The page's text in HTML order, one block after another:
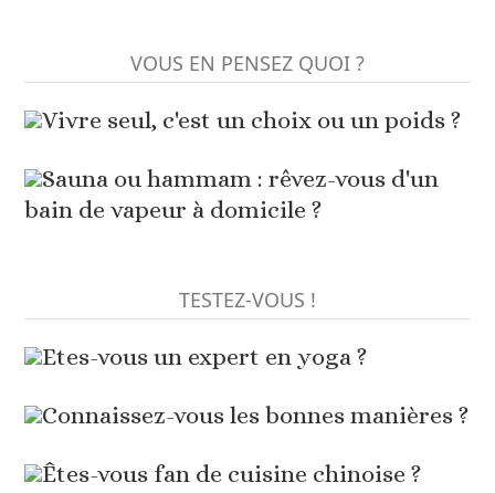
VOUS EN PENSEZ QUOI ?
Vivre seul, c'est un choix ou un poids ?
Sauna ou hammam : rêvez-vous d'un
bain de vapeur à domicile ?
TESTEZ-VOUS !
Etes-vous un expert en yoga ?
Connaissez-vous les bonnes manières ?
Êtes-vous fan de cuisine chinoise ?